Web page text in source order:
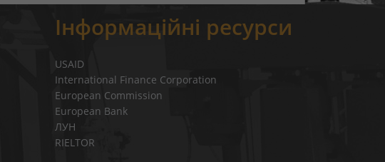
Інформаційні ресурси
USAID
International Finance Corporation
European Commission
European Bank
ЛУН
RIELTOR